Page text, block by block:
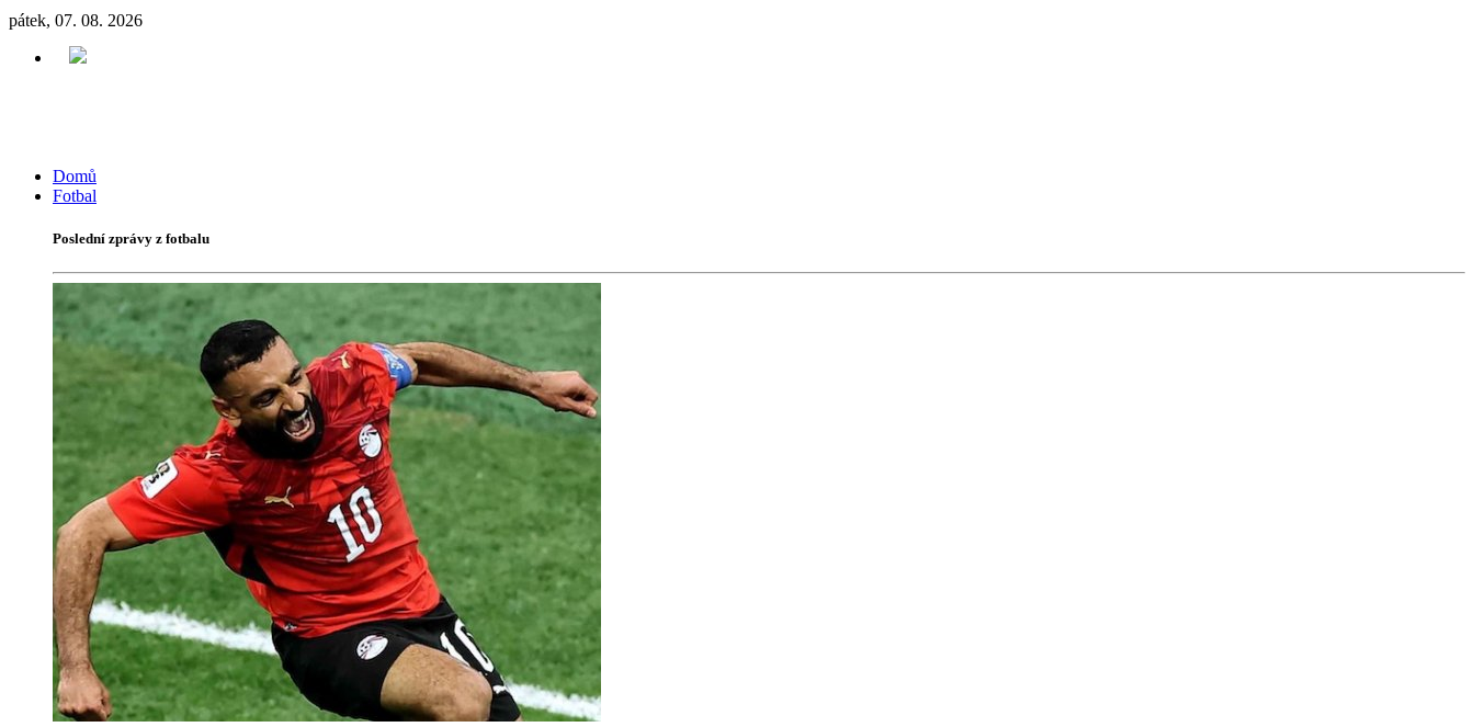
pátek, 07. 08. 2026
Domů
Fotbal
Poslední zprávy z fotbalu